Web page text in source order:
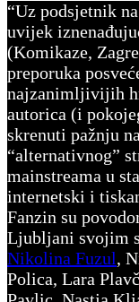
“Uz podsjetnik na
uvijek
(Komikaze,
preporuka
najzanimljivijih
autorica (i
skrenuti pažnju
“alternativnog”
mainstreama u
internetski i
Fanzin su
Ljubljani svojim
Nikolina Fuzul,
Polica, Lara